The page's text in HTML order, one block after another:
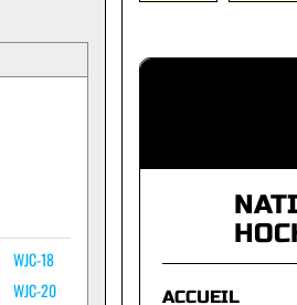
WJC-18
WJC-20
ACCUEIL